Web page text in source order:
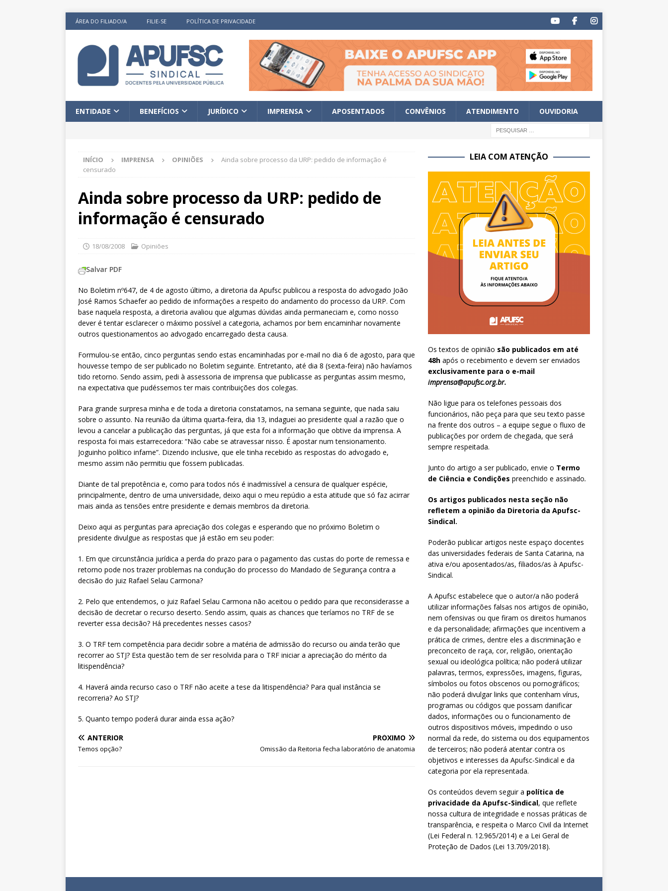
ÁREA DO FILIADO/A FILIE-SE POLÍTICA DE PRIVACIDADE
ENTIDADE BENEFÍCIOS JURÍDICO IMPRENSA APOSENTADOS CONVÊNIOS ATENDIMENTO OUVIDORIA
INÍCIO IMPRENSA OPINIÕES
Ainda sobre processo da URP: pedido de informação é
censurado
Ainda sobre processo da URP: pedido de
informação é censurado
18/08/2008 Opiniões
Salvar PDF
No Boletim nº647, de 4 de agosto último, a diretoria da Apufsc publicou a resposta do advogado João
José Ramos Schaefer ao pedido de informações a respeito do andamento do processo da URP. Com
base naquela resposta, a diretoria avaliou que algumas dúvidas ainda permaneciam e, como nosso
dever é tentar esclarecer o máximo possível a categoria, achamos por bem encaminhar novamente
outros questionamentos ao advogado encarregado desta causa.
Formulou-se então, cinco perguntas sendo estas encaminhadas por e-mail no dia 6 de agosto, para que
houvesse tempo de ser publicado no Boletim seguinte. Entretanto, até dia 8 (sexta-feira) não havíamos
tido retorno. Sendo assim, pedi à assessoria de imprensa que publicasse as perguntas assim mesmo,
na expectativa que pudéssemos ter mais contribuições dos colegas.
Para grande surpresa minha e de toda a diretoria constatamos, na semana seguinte, que nada saiu
sobre o assunto. Na reunião da última quarta-feira, dia 13, indaguei ao presidente qual a razão que o
levou a cancelar a publicação das perguntas, já que esta foi a informação que obtive da imprensa. A
resposta foi mais estarrecedora: “Não cabe se atravessar nisso. É apostar num tensionamento.
Joguinho político infame”. Dizendo inclusive, que ele tinha recebido as respostas do advogado e,
mesmo assim não permitiu que fossem publicadas.
Diante de tal prepotência e, como para todos nós é inadmissível a censura de qualquer espécie,
principalmente, dentro de uma universidade, deixo aqui o meu repúdio a esta atitude que só faz acirrar
mais ainda as tensões entre presidente e demais membros da diretoria.
Deixo aqui as perguntas para apreciação dos colegas e esperando que no próximo Boletim o
presidente divulgue as respostas que já estão em seu poder:
1. Em que circunstância jurídica a perda do prazo para o pagamento das custas do porte de remessa e
retorno pode nos trazer problemas na condução do processo do Mandado de Segurança contra a
decisão do juiz Rafael Selau Carmona?
2. Pelo que entendemos, o juiz Rafael Selau Carmona não aceitou o pedido para que reconsiderasse a
decisão de decretar o recurso deserto. Sendo assim, quais as chances que teríamos no TRF de se
reverter essa decisão? Há precedentes nesses casos?
3. O TRF tem competência para decidir sobre a matéria de admissão do recurso ou ainda terão que
recorrer ao STJ? Esta questão tem de ser resolvida para o TRF iniciar a apreciação do mérito da
litispendência?
4. Haverá ainda recurso caso o TRF não aceite a tese da litispendência? Para qual instância se
recorreria? Ao STJ?
5. Quanto tempo poderá durar ainda essa ação?
ANTERIOR
Temos opção?
PRÓXIMO
Omissão da Reitoria fecha laboratório de anatomia
LEIA COM ATENÇÃO
Os textos de opinião são publicados em até
48hapós o recebimento e devem ser enviados
exclusivamente para o e-mail
imprensa@apufsc.org.br.
Não ligue para os telefones pessoais dos
funcionários, não peça para que seu texto passe
na frente dos outros – a equipe segue o fluxo de
publicações por ordem de chegada, que será
sempre respeitada.
Junto do artigo a ser publicado, envie o Termo
de Ciência e Condições preenchido e assinado.
Os artigos publicados nesta seção não
refletem a opinião da Diretoria da Apufsc-
Sindical.
Poderão publicar artigos neste espaço docentes
das universidades federais de Santa Catarina, na
ativa e/ou aposentados/as, filiados/as à Apufsc-
Sindical.
A Apufsc estabelece que o autor/a não poderá
utilizar informações falsas nos artigos de opinião,
nem ofensivas ou que firam os direitos humanos
e da personalidade; afirmações que incentivem a
prática de crimes, dentre eles a discriminação e
preconceito de raça, cor, religião, orientação
sexual ou ideológica política; não poderá utilizar
palavras, termos, expressões, imagens, figuras,
símbolos ou fotos obscenos ou pornográficos;
não poderá divulgar links que contenham vírus,
programas ou códigos que possam danificar
dados, informações ou o funcionamento de
outros dispositivos móveis, impedindo o uso
normal da rede, do sistema ou dos equipamentos
de terceiros; não poderá atentar contra os
objetivos e interesses da Apufsc-Sindical e da
categoria por ela representada.
Os conteúdos devem seguir a política de
privacidade da Apufsc-Sindical, que reflete
nossa cultura de integridade e nossas práticas de
transparência, e respeita o Marco Civil da Internet
(Lei Federal n. 12.965/2014) e a Lei Geral de
Proteção de Dados (Lei 13.709/2018).